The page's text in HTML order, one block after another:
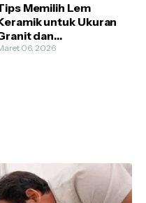
Memilih Lem
untuk Ukuran
dan
Tile
06, 2026